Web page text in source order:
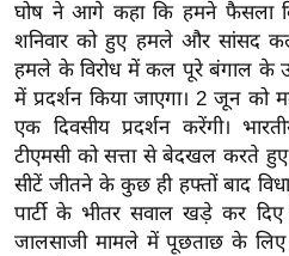
सा
हि
त्य
ज
ग
त
ऑ
टो
घोष ने आगे कहा कि हमने फैसला
शनिवार को हुए हमले और सांसद
हमले के विरोध में कल पूरे बंगाल के
में प्रदर्शन किया जाएगा। 2 जून को
एक दिवसीय प्रदर्शन करेंगी।
टीएमसी को सत्ता से बेदखल करते
सीटें जीतने के कुछ ही हफ्तों बाद
पार्टी के भीतर सवाल खड़े कर
जालसाजी मामले में पूछताछ के लिए